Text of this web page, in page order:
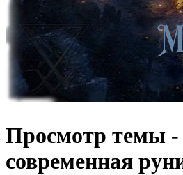
Просмотр темы -
современная